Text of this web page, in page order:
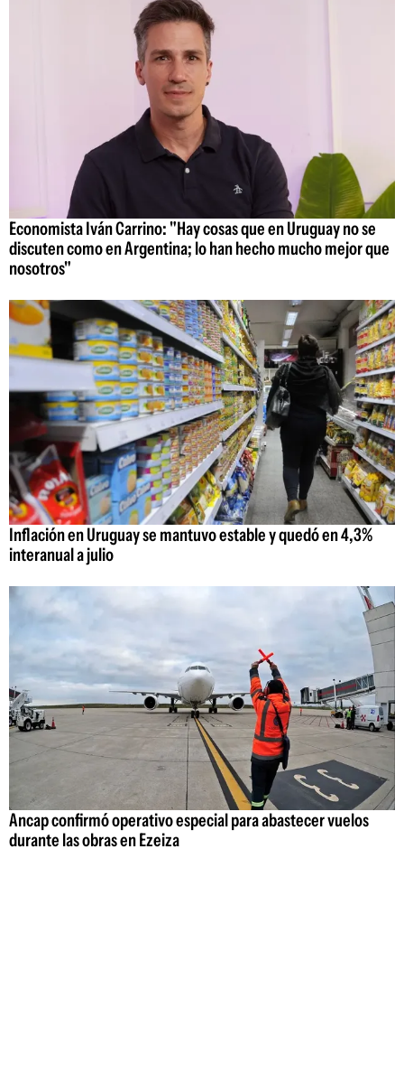
Economista Iván Carrino: "Hay cosas que en Uruguay no se
discuten como en Argentina; lo han hecho mucho mejor que
nosotros"
Inflación en Uruguay se mantuvo estable y quedó en 4,3%
interanual a julio
Ancap confirmó operativo especial para abastecer vuelos
durante las obras en Ezeiza